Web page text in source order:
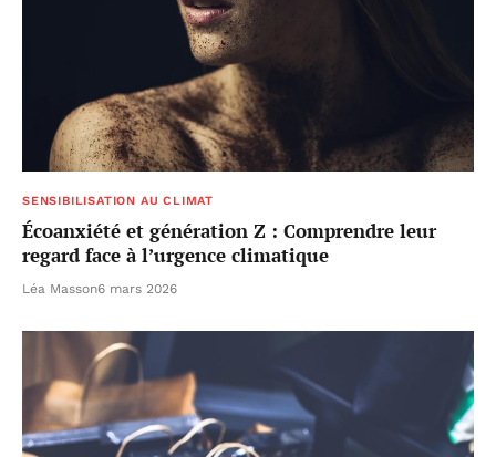
SENSIBILISATION AU CLIMAT
Écoanxiété et génération Z : Comprendre leur
regard face à l’urgence climatique
Léa Masson6 mars 2026